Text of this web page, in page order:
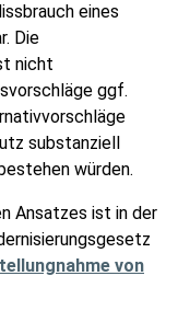
eines
Die
nicht
ggf.
substanziell
würden.
Ansatzes ist in der
von